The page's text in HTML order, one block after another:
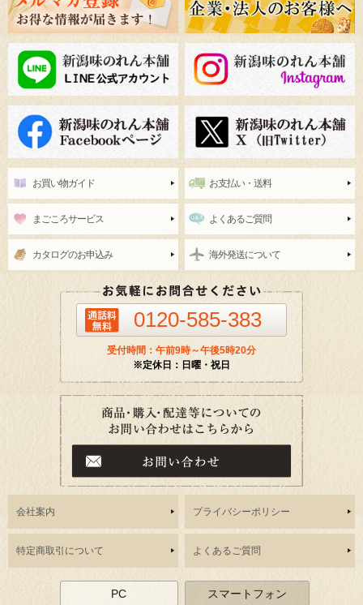
お買い物ガイド お支払い・送料
まごころサービス よくあるご質問
カタログのお申込み 海外発送について
0120-585-383
受付時間：午前9時～午後5時20分
※定休日：日曜・祝日
会社案内 プライバシーポリシー
特定商取引について よくあるご質問
PC スマートフォン